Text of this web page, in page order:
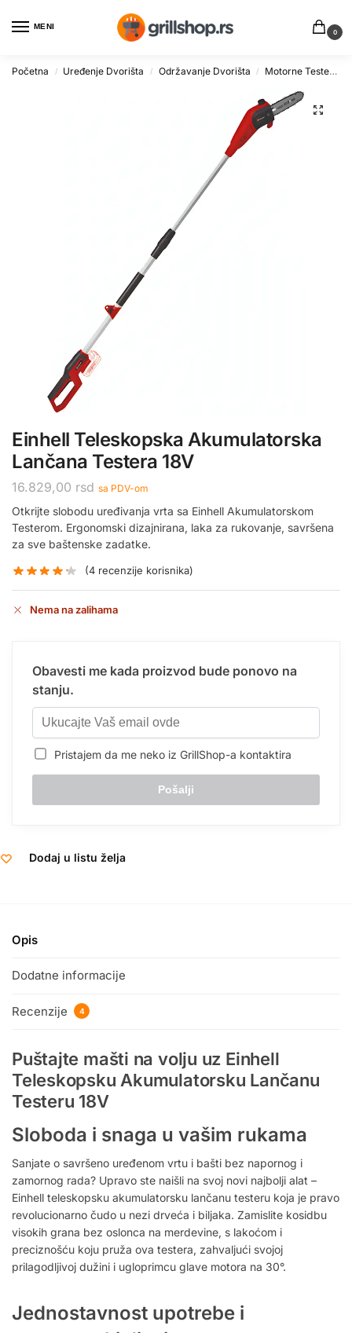
MENI
0
Početna / Uređenje Dvorišta / Održavanje Dvorišta / Motorne Testere
Einhell Teleskopska Akumulatorska
Lančana Testera 18V
16.829,00 rsd sa PDV-om
Otkrijte slobodu uređivanja vrta sa Einhell Akumulatorskom
Testerom. Ergonomski dizajnirana, laka za rukovanje, savršena
za sve baštenske zadatke.
(4 recenzije korisnika)
Nema na zalihama
Obavesti me kada proizvod bude ponovo na
stanju.
Pristajem da me neko iz GrillShop-a kontaktira
Dodaj u listu želja
Opis
Dodatne informacije
Recenzije 4
Puštajte mašti na volju uz Einhell
Teleskopsku Akumulatorsku Lančanu
Testeru 18V
Sloboda i snaga u vašim rukama
Sanjate o savršeno uređenom vrtu i bašti bez napornog i
zamornog rada? Upravo ste naišli na svoj novi najbolji alat –
Einhell teleskopsku akumulatorsku lančanu testeru koja je pravo
revolucionarno čudo u nezi drveća i biljaka. Zamislite kosidbu
visokih grana bez oslonca na merdevine, s lakoćom i
preciznošću koju pruža ova testera, zahvaljući svojoj
prilagodljivoj dužini i ugloprimcu glave motora na 30°.
Jednostavnost upotrebe i